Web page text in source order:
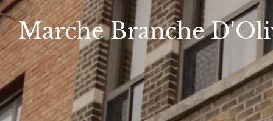
MarcheBranche